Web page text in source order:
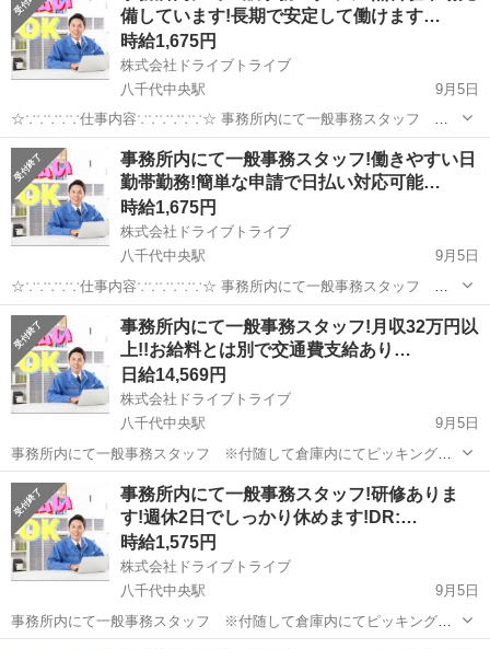
の他 付随業務 このお仕事...
備しています!長期で安定して働けます…
時給1,675円
株式会社ドライブトライブ
八千代中央駅
9月5日
☆∵∵∵∵∵仕事内容∵∵∵∵∵∵☆ 事務所内にて一般事務スタッフ ※
付随して倉庫内にてピッキング作業あります 仕事内容：事務(電話対
応・入力・書類作成) 軽作業(冷蔵＆冷凍倉庫内での簡単な
ピッキング作業)...
千葉 八千代市 八千代中央駅 一般事務 スタッフ
事務所内にて一般事務スタッフ!働きやすい日
勤帯勤務!簡単な申請で日払い対応可能…
時給1,675円
株式会社ドライブトライブ
八千代中央駅
9月5日
☆∵∵∵∵∵仕事内容∵∵∵∵∵∵☆ 事務所内にて一般事務スタッフ ※
付随して倉庫内にてピッキング作業あります 仕事内容：事務(電話対
応・入力・書類作成) 軽作業(冷蔵＆冷凍倉庫内での簡単な
ピッキング作業)...
千葉 八千代市 八千代中央駅 一般事務 スタッフ
事務所内にて一般事務スタッフ!月収32万円以
上!!お給料とは別で交通費支給あり…
日給14,569円
株式会社ドライブトライブ
八千代中央駅
9月5日
事務所内にて一般事務スタッフ ※付随して倉庫内にてピッキング作
業あります 仕事内容：事務(電話対応・入力・書類作成) 軽
作業(冷蔵＆冷凍倉庫内での簡単なピッキング作業) 残業有無：ほぼな
し 作業比率：事務(...
千葉 八千代市 八千代中央駅 一般事務 給料
事務所内にて一般事務スタッフ!研修ありま
す!週休2日でしっかり休めます!DR:…
時給1,575円
株式会社ドライブトライブ
八千代中央駅
9月5日
事務所内にて一般事務スタッフ ※付随して倉庫内にてピッキング作
業あります 仕事内容：事務(電話対応・入力・書類作成) 軽